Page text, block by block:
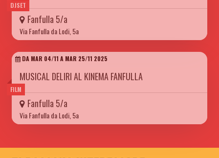
DJSET
Fanfulla 5/a
Via Fanfulla da Lodi, 5a
FILM
DA MAR 04/11 A MAR 25/11 2025
MUSICAL DELIRI AL KINEMA FANFULLA
Fanfulla 5/a
Via Fanfulla da Lodi, 5a